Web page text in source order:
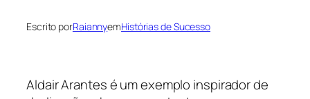
Escrito porRaiannyemHistórias de Sucesso
Aldair Arantes é um exemplo inspirador de